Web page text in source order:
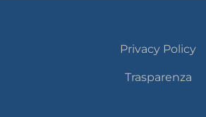
Privacy Policy
Trasparenza